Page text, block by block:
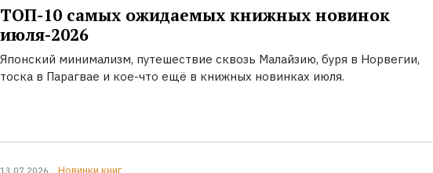
ТОП-10 самых ожидаемых книжных новинок
июля-2026
Японский минимализм, путешествие сквозь Малайзию, буря в Норвегии,
тоска в Парагвае и кое-что ещё в книжных новинках июля.
13.07.2026